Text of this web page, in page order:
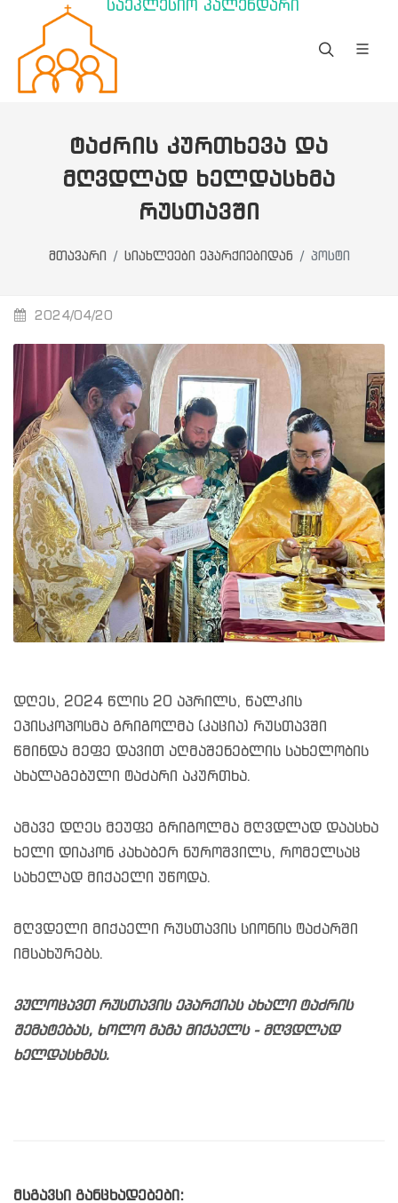
საეკლესიო კალენდარი
ᲢᲐᲫᲠᲘᲡ ᲙᲣᲠᲗᲮᲔᲕᲐ ᲓᲐ
ᲛᲦᲕᲓᲚᲐᲓ ᲮᲔᲚᲓᲐᲡᲮᲛᲐ
ᲠᲣᲡᲗᲐᲕᲨᲘ
მთავარი სიახლეები ეპარქიებიდან პოსტი
2024/04/20
დღეს, 2024 წლის 20 აპრილს, წალკის
ეპისკოპოსმა გრიგოლმა (კაცია) რუსთავში
წმინდა მეფე დავით აღმაშენებლის სახელობის
ახალაგებული ტაძარი აკურთხა.
ამავე დღეს მეუფე გრიგოლმა მღვდლად დაასხა
ხელი დიაკონ კახაბერ ნუროშვილს, რომელსაც
სახელად მიქაელი უწოდა.
მღვდელი მიქაელი რუსთავის სიონის ტაძარში
იმსახურებს.
ვულოცავთ რუსთავის ეპარქიას ახალი ტაძრის
შემატებას, ხოლო მამა მიქაელს - მღვდლად
ხელდასხმას.
მსგავსი განცხადებები: